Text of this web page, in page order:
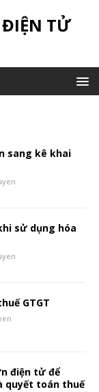
TỬ
sang kê khai
sử dụng hóa
GTGT
điện tử để
quyết toán thuế